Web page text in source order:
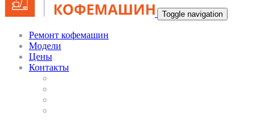
Toggle navigation
Ремонт кофемашин
Модели
Цены
Контакты